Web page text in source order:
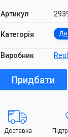
Артикул
Категорія
Виробник
Придбати
Доставка